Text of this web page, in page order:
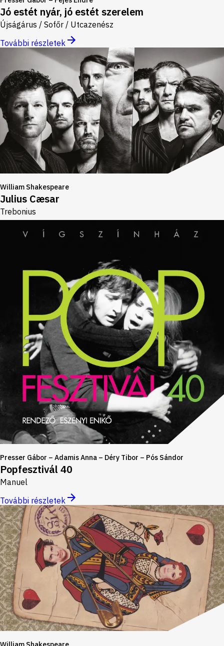
Jó estét nyár, jó estét szerelem
Újságárus / Sofőr / Utcazenész
További részletek
William Shakespeare
Julius Cæsar
Trebonius
Presser Gábor – Adamis Anna – Déry Tibor – Pós Sándor
Popfesztivál 40
Manuel
További részletek